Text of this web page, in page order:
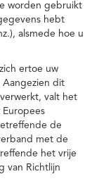
worden gebruikt
hebt
alsmede hoe u
ertoe uw
Aangezien dit
valt het
de
met de
het vrije
van Richtlijn